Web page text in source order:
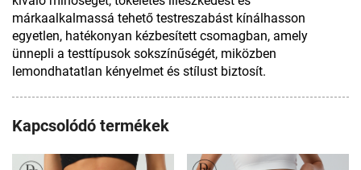
márkaalkalmassá tehető testreszabást kínálhasson
egyetlen, hatékonyan kézbesített csomagban, amely
ünnepli a testtípusok sokszínűségét, miközben
lemondhatatlan kényelmet és stílust biztosít.
Kapcsolódó termékek